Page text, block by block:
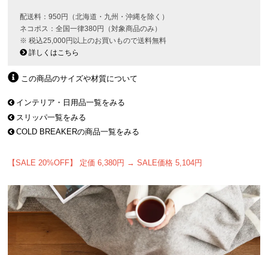
配送料：950円（北海道・九州・沖縄を除く）
ネコポス：全国一律380円（対象商品のみ）
※ 税込25,000円以上のお買いもので送料無料
詳しくはこちら
この商品のサイズや材質について
インテリア・日用品一覧をみる
スリッパ一覧をみる
COLD BREAKERの商品一覧をみる
【SALE 20%OFF】 定価 6,380円 → SALE価格 5,104円